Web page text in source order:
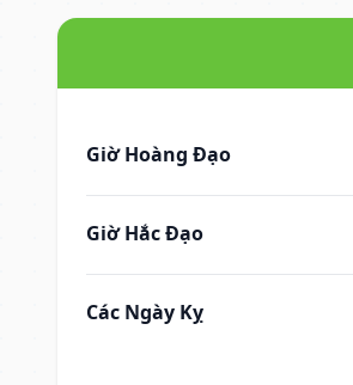
Giờ Hoàng Đạo
Giờ Hắc Đạo
Các Ngày Kỵ